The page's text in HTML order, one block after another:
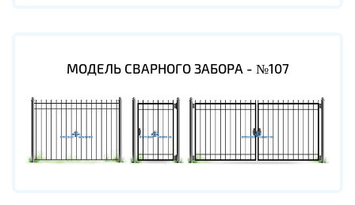
МОДЕЛЬ СВАРНОГО ЗАБОРА - №107